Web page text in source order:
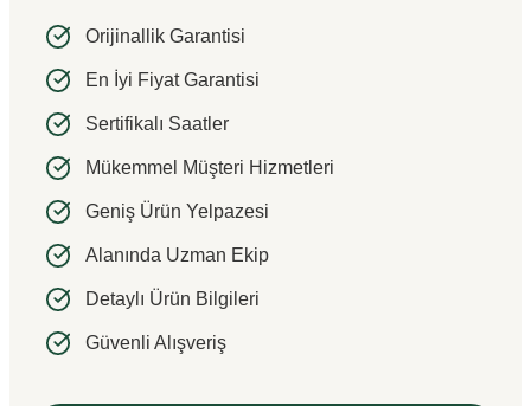
Orijinallik Garantisi
En İyi Fiyat Garantisi
Sertifikalı Saatler
Mükemmel Müşteri Hizmetleri
Geniş Ürün Yelpazesi
Alanında Uzman Ekip
Detaylı Ürün Bilgileri
Güvenli Alışveriş